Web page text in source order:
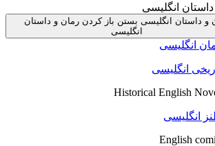
انگلیسی
و داستان انگلیسی بستن باز کردن رمان و داستان
انگلیسی
انگلیسی
انگلیسی
Historical English
انگلیسی
English